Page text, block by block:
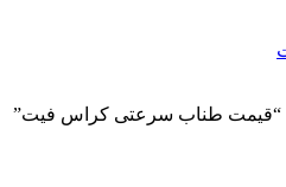
طناب سرعتی کراس فیت”